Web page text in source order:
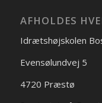
AFHOLDES
Idrætshøjskolen
Evensølundvej 5
4720 Præstø